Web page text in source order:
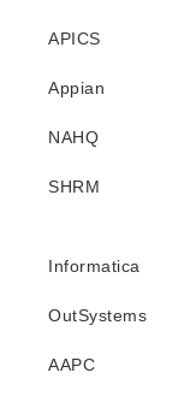
APICS
Appian
NAHQ
SHRM
Informatica
OutSystems
AAPC